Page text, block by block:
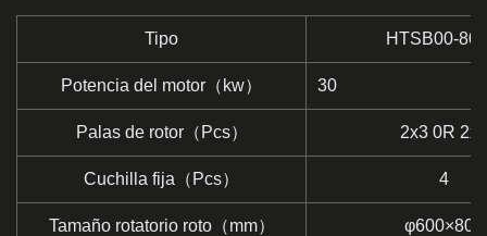
Tipo HTSB00-
Potencia del motor（kw） 30
Palas de rotor（Pcs） 2x3 0R 2x5
Cuchilla fija（Pcs） 4
Tamaño rotatorio roto（mm） φ600×800